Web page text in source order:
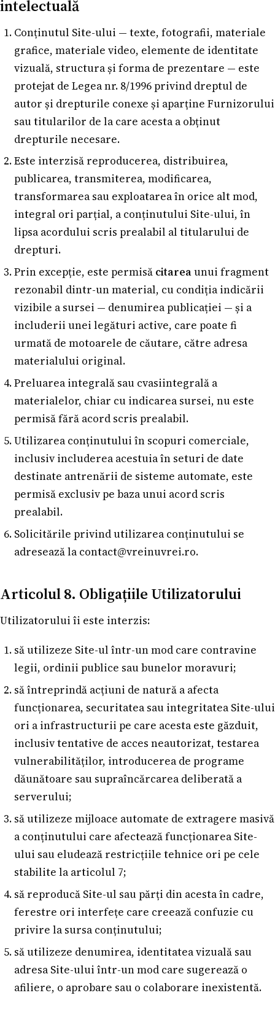
intelectuală
Conținutul Site-ului — texte, fotografii, materiale
grafice, materiale video, elemente de identitate
vizuală, structura și forma de prezentare — este
protejat de Legea nr. 8/1996 privind dreptul de
autor și drepturile conexe și aparține Furnizorului
sau titularilor de la care acesta a obținut
drepturile necesare.
Este interzisă reproducerea, distribuirea,
publicarea, transmiterea, modificarea,
transformarea sau exploatarea în orice alt mod,
integral ori parțial, a conținutului Site-ului, în
lipsa acordului scris prealabil al titularului de
drepturi.
Prin excepție, este permisă citareaunui fragment
rezonabil dintr-un material, cu condiția indicării
vizibile a sursei — denumirea publicației — și a
includerii unei legături active, care poate fi
urmată de motoarele de căutare, către adresa
materialului original.
Preluarea integrală sau cvasiintegrală a
materialelor, chiar cu indicarea sursei, nu este
permisă fără acord scris prealabil.
Utilizarea conținutului în scopuri comerciale,
inclusiv includerea acestuia în seturi de date
destinate antrenării de sisteme automate, este
permisă exclusiv pe baza unui acord scris
prealabil.
Solicitările privind utilizarea conținutului se
adresează la contact@vreinuvrei.ro.
Articolul 8. Obligațiile Utilizatorului
Utilizatorului îi este interzis:
să utilizeze Site-ul într-un mod care contravine
legii, ordinii publice sau bunelor moravuri;
să întreprindă acțiuni de natură a afecta
funcționarea, securitatea sau integritatea Site-ului
ori a infrastructurii pe care acesta este găzduit,
inclusiv tentative de acces neautorizat, testarea
vulnerabilităților, introducerea de programe
dăunătoare sau supraîncărcarea deliberată a
serverului;
să utilizeze mijloace automate de extragere masivă
a conținutului care afectează funcționarea Site-
ului sau eludează restricțiile tehnice ori pe cele
stabilite la articolul 7;
să reproducă Site-ul sau părți din acesta în cadre,
ferestre ori interfețe care creează confuzie cu
privire la sursa conținutului;
să utilizeze denumirea, identitatea vizuală sau
adresa Site-ului într-un mod care sugerează o
afiliere, o aprobare sau o colaborare inexistentă.